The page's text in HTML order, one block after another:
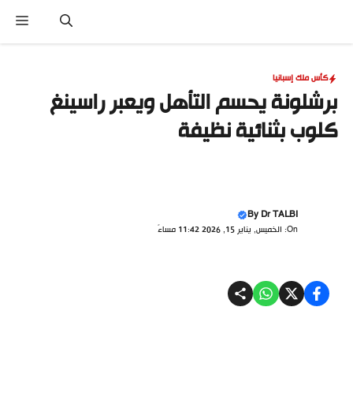
المحتوى
كأس ملك إسبانيا
برشلونة يحسم التأهل ويعبر راسينغ
كلوب بثنائية نظيفة
ByDr TALBI
On: الخميس, يناير 15, 2026 11:42 مساءً